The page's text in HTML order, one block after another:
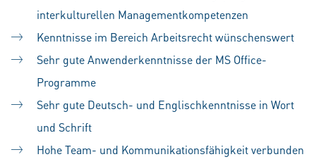
interkulturellen Managementkompetenzen
Kenntnisse im Bereich Arbeitsrecht wünschenswert
Sehr gute Anwenderkenntnisse der MS Office-
Programme
Sehr gute Deutsch- und Englischkenntnisse in Wort
und Schrift
Hohe Team- und Kommunikationsfähigkeit verbunden